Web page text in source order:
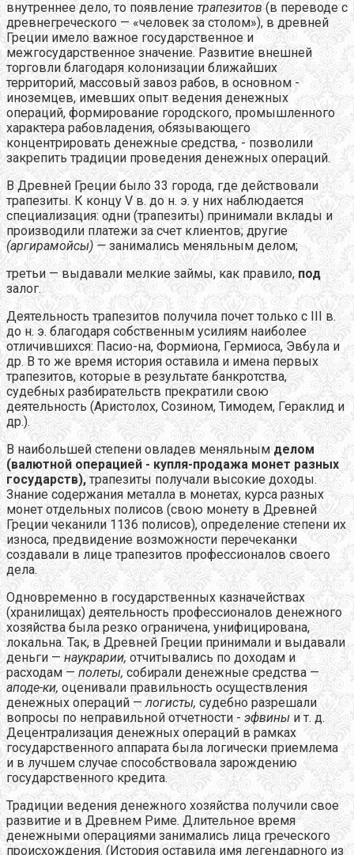
внутреннее дело, то появление трапезитов (в переводе с
древнегреческого — «человек за столом»), в древней
Греции имело важное государственное и
межгосударственное значение. Развитие внешней
торговли благодаря колонизации ближайших
территорий, массовый завоз рабов, в основном -
иноземцев, имевших опыт ведения денежных
операций, формирование городского, промышленного
характера рабовладения, обязывающего
концентрировать денежные средства, - позволили
закрепить традиции проведения денежных операций.
В Древней Греции было 33 города, где действовали
трапезиты. К концу V в. до н. э. у них наблюдается
специализация: одни (трапезиты) принимали вклады и
производили платежи за счет клиентов; другие
(аргирамойсы) — занимались меняльным делом;
третьи — выдавали мелкие займы, как правило, под
залог.
Деятельность трапезитов получила почет только с III в.
до н. э. благодаря собственным усилиям наиболее
отличившихся: Пасио-на, Формиона, Гермиоса, Эвбула и
др. В то же время история оставила и имена первых
трапезитов, которые в результате банкротства,
судебных разбирательств прекратили свою
деятельность (Аристолох, Созином, Тимодем, Гераклид и
др.).
В наибольшей степени овладев меняльным делом
(валютной операцией - купля-продажа монет разных
государств), трапезиты получали высокие доходы.
Знание содержания металла в монетах, курса разных
монет отдельных полисов (свою монету в Древней
Греции чеканили 1136 полисов), определение степени их
износа, предвидение возможности перечеканки
создавали в лице трапезитов профессионалов своего
дела.
Одновременно в государственных казначействах
(хранилищах) деятельность профессионалов денежного
хозяйства была резко ограничена, унифицирована,
локальна. Так, в Древней Греции принимали и выдавали
деньги — наукрарии, отчитывались по доходам и
расходам — полеты, собирали денежные средства —
аподе-ки, оценивали правильность осуществления
денежных операций —логисты, судебно разрешали
вопросы по неправильной отчетности - эфвины и т. д.
Децентрализация денежных операций в рамках
государственного аппарата была логически приемлема
и в лучшем случае способствовала зарождению
государственного кредита.
Традиции ведения денежного хозяйства получили свое
развитие и в Древнем Риме. Длительное время
денежными операциями занимались лица греческого
происхождения. (История оставила имя легендарного из